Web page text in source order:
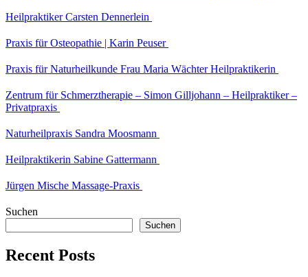
Heilpraktiker Carsten Dennerlein
Praxis für Osteopathie | Karin Peuser
Praxis für Naturheilkunde Frau Maria Wächter Heilpraktikerin
Zentrum für Schmerztherapie – Simon Gilljohann – Heilpraktiker –
Privatpraxis
Naturheilpraxis Sandra Moosmann
Heilpraktikerin Sabine Gattermann
Jürgen Mische Massage-Praxis
Suchen
Suchen
Recent Posts